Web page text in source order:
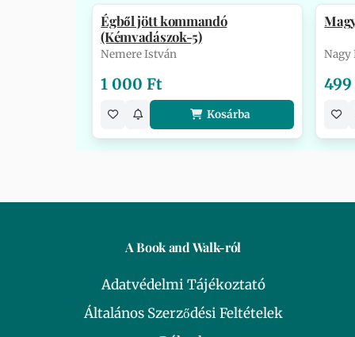
Égből jött kommandó
(Kémvadászok-5)
Nemere István
1 000 Ft
Kosárba
Nagy
A Book and Walk-ról
Adatvédelmi Tájékoztató
Általános Szerződési Feltételek